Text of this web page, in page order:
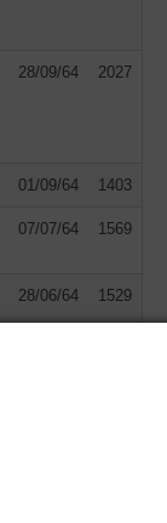
28/09/64 2027
01/09/64 1403
07/07/64 1569
28/06/64 1529